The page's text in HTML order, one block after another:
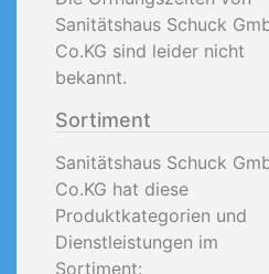
Sanitätshaus Schuck
Co.KG sind leider nicht
bekannt.
Sortiment
Sanitätshaus Schuck
Co.KG hat diese
Produktkategorien und
Dienstleistungen im
Sortiment: